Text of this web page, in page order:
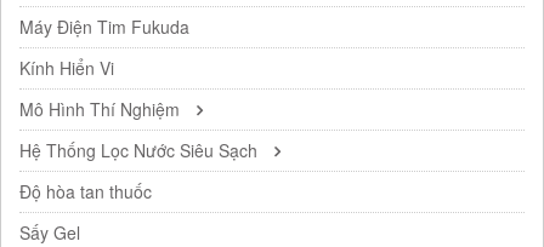
Máy Điện Tim Fukuda
Kính Hiển Vi
Mô Hình Thí Nghiệm
Hệ Thống Lọc Nước Siêu Sạch
Độ hòa tan thuốc
Sấy Gel